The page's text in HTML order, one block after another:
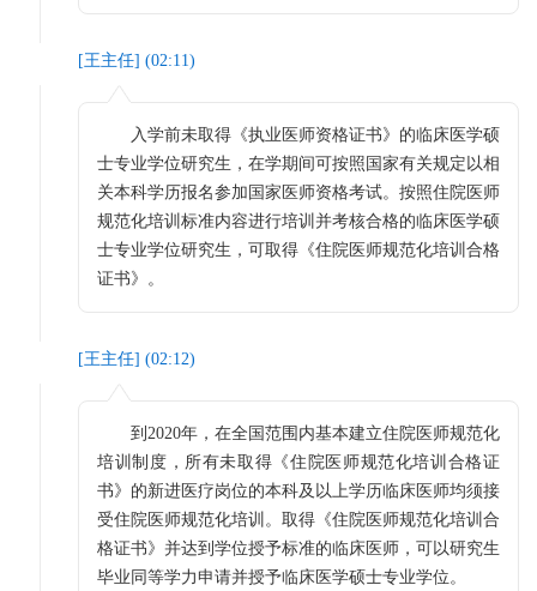
[王主任] (02:11 )
入学前未取得《执业医师资格证书》的临床医学硕
士专业学位研究生，在学期间可按照国家有关规定以相
关本科学历报名参加国家医师资格考试。按照住院医师
规范化培训标准内容进行培训并考核合格的临床医学硕
士专业学位研究生，可取得《住院医师规范化培训合格
证书》。
[王主任] (02:12)
到2020年，在全国范围内基本建立住院医师规范化
培训制度，所有未取得《住院医师规范化培训合格证
书》的新进医疗岗位的本科及以上学历临床医师均须接
受住院医师规范化培训。取得《住院医师规范化培训合
格证书》并达到学位授予标准的临床医师，可以研究生
毕业同等学力申请并授予临床医学硕士专业学位。